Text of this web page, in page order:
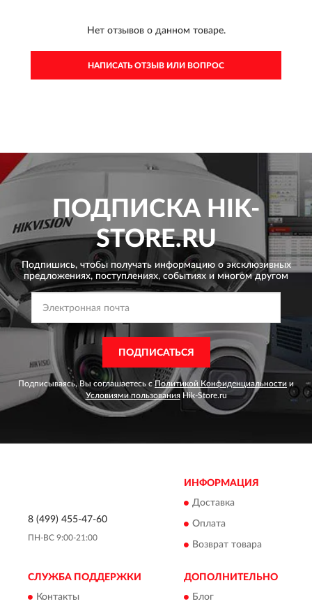
Нет отзывов о данном товаре.
НАПИСАТЬ ОТЗЫВ ИЛИ ВОПРОС
ПОДПИСКАHIK-
STORE.RU
Подпишись, чтобы получать информацию о эксклюзивных
предложениях, поступлениях, событиях и многом другом
ПОДПИСАТЬСЯ
Подписываясь, Вы соглашаетесь сПолитикой Конфиденциальности и
Условиями пользованияHik-Store.ru
8 (499) 455-47-60
ПН-ВС 9:00-21:00
ИНФОРМАЦИЯ
Доставка
Оплата
Возврат товара
СЛУЖБА ПОДДЕРЖКИ
Контакты
ДОПОЛНИТЕЛЬНО
Блог